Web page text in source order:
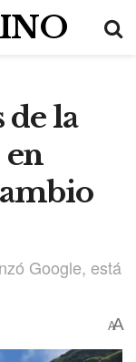
de la
en
Google, está
AA